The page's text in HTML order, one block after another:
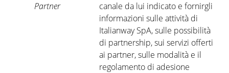
Partner
canale da lui indicato e fornirgli
informazioni sulle attività di
Italianway SpA, sulle possibilità
di partnership, sui servizi offerti
ai partner, sulle modalità e il
regolamento di adesione